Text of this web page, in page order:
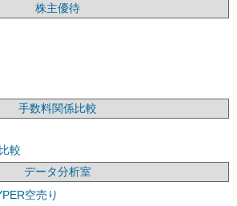
株主優待
手数料関係比較
較
データ分析室
空売り